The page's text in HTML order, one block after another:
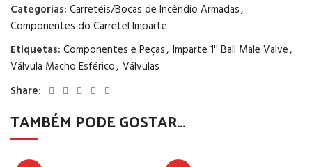
Categorias: Carretéis/Bocas de Incêndio Armadas,
Componentes do Carretel Imparte
Etiquetas: Componentes e Peças, Imparte 1'' Ball Male Valve,
Válvula Macho Esférico, Válvulas
Share:
TAMBÉM PODE GOSTAR…